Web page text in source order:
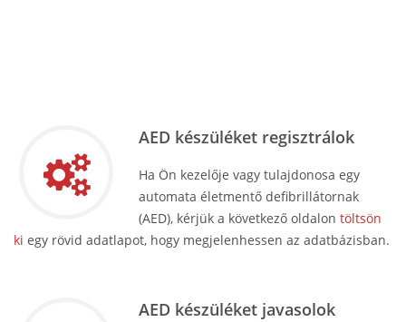
AED készüléket regisztrálok
Ha Ön kezelője vagy tulajdonosa egy
automata életmentő defibrillátornak
(AED), kérjük a következő oldalon töltsön
ki egy rövid adatlapot, hogy megjelenhessen az adatbázisban.
AED készüléket javasolok